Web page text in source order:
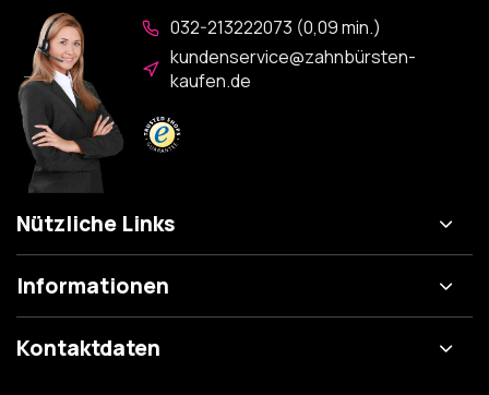
032-213222073 (0,09 min.)
kundenservice@zahnbürsten-
kaufen.de
Nützliche Links
Informationen
Kontaktdaten